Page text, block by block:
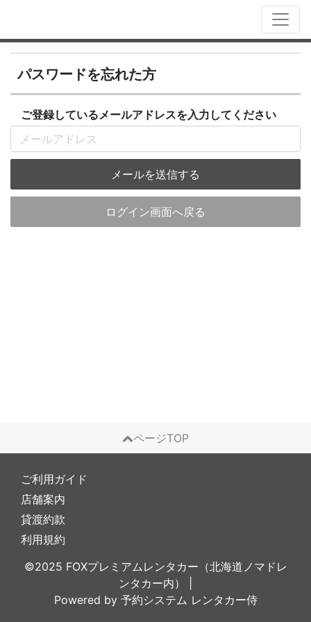
パスワードを忘れた方
ご登録しているメールアドレスを入力してください
メールを送信する
ログイン画面へ戻る
ページTOP
ご利用ガイド
店舗案内
貸渡約款
利用規約
©2025 FOXプレミアムレンタカー（北海道ノマドレ
ンタカー内）
Powered by 予約システム レンタカー侍